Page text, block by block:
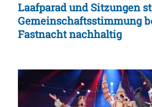
Laafparad und Sitzungen
Gemeinschaftsstimmung
Fastnacht nachhaltig